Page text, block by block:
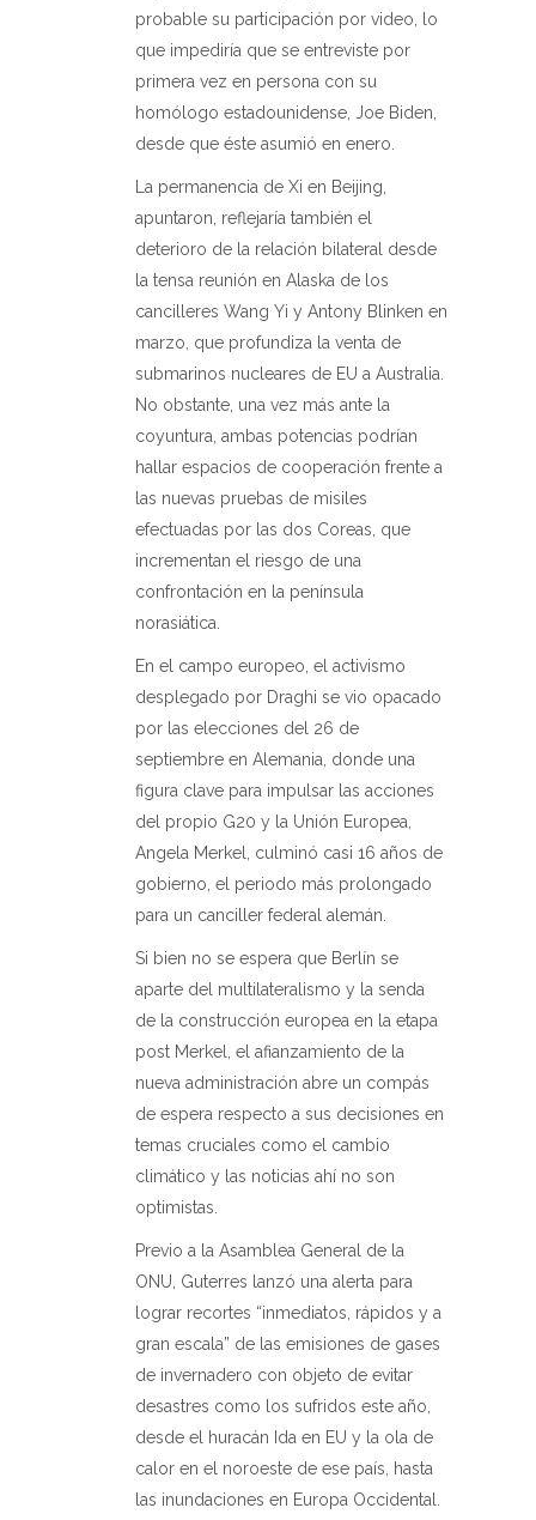
probable su participación por video, lo
que impediría que se entreviste por
primera vez en persona con su
homólogo estadounidense, Joe Biden,
desde que éste asumió en enero.
La permanencia de Xi en Beijing,
apuntaron, reflejaría también el
deterioro de la relación bilateral desde
la tensa reunión en Alaska de los
cancilleres Wang Yi y Antony Blinken en
marzo, que profundiza la venta de
submarinos nucleares de EU a Australia.
No obstante, una vez más ante la
coyuntura, ambas potencias podrían
hallar espacios de cooperación frente a
las nuevas pruebas de misiles
efectuadas por las dos Coreas, que
incrementan el riesgo de una
confrontación en la península
norasiática.
En el campo europeo, el activismo
desplegado por Draghi se vio opacado
por las elecciones del 26 de
septiembre en Alemania, donde una
figura clave para impulsar las acciones
del propio G20 y la Unión Europea,
Angela Merkel, culminó casi 16 años de
gobierno, el periodo más prolongado
para un canciller federal alemán.
Si bien no se espera que Berlín se
aparte del multilateralismo y la senda
de la construcción europea en la etapa
post Merkel, el afianzamiento de la
nueva administración abre un compás
de espera respecto a sus decisiones en
temas cruciales como el cambio
climático y las noticias ahí no son
optimistas.
Previo a la Asamblea General de la
ONU, Guterres lanzó una alerta para
lograr recortes “inmediatos, rápidos y a
gran escala” de las emisiones de gases
de invernadero con objeto de evitar
desastres como los sufridos este año,
desde el huracán Ida en EU y la ola de
calor en el noroeste de ese país, hasta
las inundaciones en Europa Occidental.